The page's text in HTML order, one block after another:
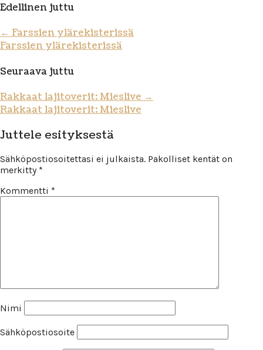
Edellinen juttu
← Farssien ylärekisterissä
Farssien ylärekisterissä
Seuraava juttu
Rakkaat lajitoverit: Mieslive →
Rakkaat lajitoverit: Mieslive
Juttele esityksestä
Sähköpostiosoitettasi ei julkaista. Pakolliset kentät on
merkitty *
Kommentti *
Nimi
Sähköpostiosoite